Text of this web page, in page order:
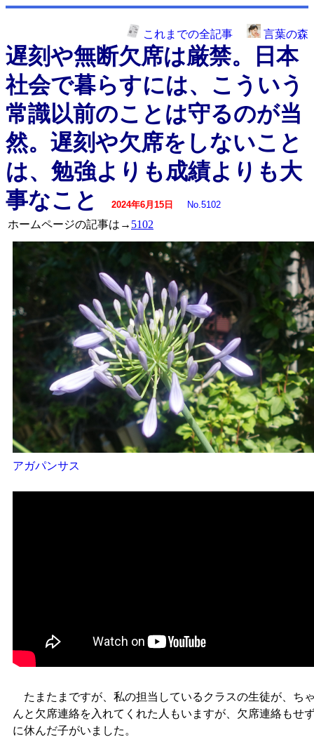
これまでの全記事 言葉の森
遅刻や無断欠席は厳禁。日本
社会で暮らすには、こういう
常識以前のことは守るのが当
然。遅刻や欠席をしないこと
は、勉強よりも成績よりも大
事なこと
2024年6月15日 No.5102
ホームページの記事は→ 5102
アガパンサス
たまたまですが、私の担当しているクラスの生徒が、ち
んと欠席連絡を入れてくれた人もいますが、欠席連絡もせ
に休んだ子がいました。